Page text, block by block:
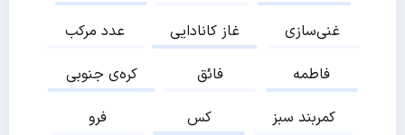
عدد مرکب
غاز کانادایی
غنی‌سازی
کره‌ی جنوبی
فائق
فاطمه
فرو
کس کمربند سبز